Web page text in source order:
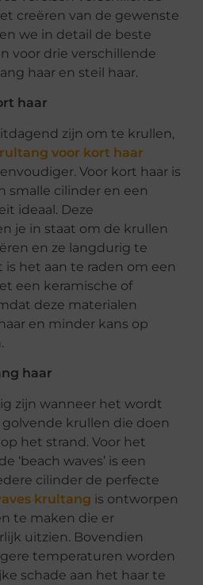
creëren van de gewenste
we in detail de beste
voor drie verschillende
haar en steil haar.
haar
zijn om te krullen,
voor kort haar
Voor kort haar is
smalle cilinder en een
ideaal. Deze
je in staat om de krullen
en ze langdurig te
is het aan te raden om een
een keramische of
deze materialen
en minder kans op
haar
zijn wanneer het wordt
krullen die doen
het strand. Voor het
‘beach waves’ is een
cilinder de perfecte
krultang is ontworpen
te maken die er
uitzien. Bovendien
temperaturen worden
schade aan het haar te